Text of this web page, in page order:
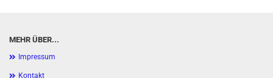
MEHR ÜBER...
Impressum
Kontakt